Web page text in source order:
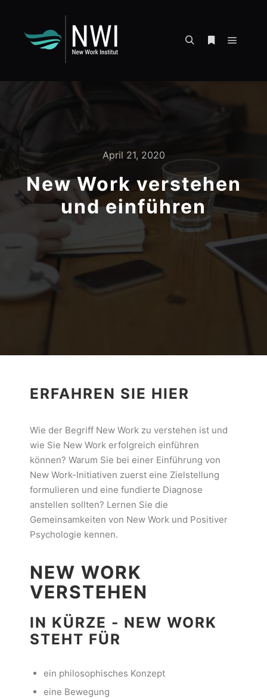
April 21, 2020
New Work verstehen
und einführen
ERFAHREN SIE HIER
Wie der Begriff New Work zu verstehen ist und
wie Sie New Work erfolgreich einführen
können? Warum Sie bei einer Einführung von
New Work-Initiativen zuerst eine Zielstellung
formulieren und eine fundierte Diagnose
anstellen sollten? Lernen Sie die
Gemeinsamkeiten von New Work und Positiver
Psychologie kennen.
NEW WORK
VERSTEHEN
IN KÜRZE - NEW WORK
STEHT FÜR
ein philosophisches Konzept
eine Bewegung